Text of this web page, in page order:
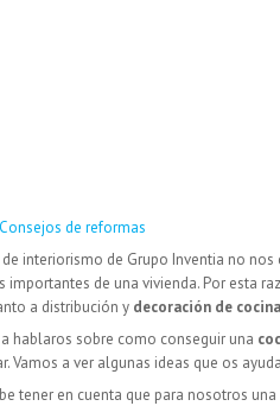
Consejos de reformas
interiorismo de Grupo Inventia no
importantes de una vivienda. Por esta
a distribución y decoración de
hablaros sobre como conseguir una
Vamos a ver algunas ideas que os
tener en cuenta que para nosotros una